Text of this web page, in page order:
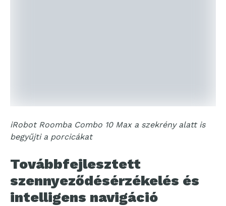
iRobot Roomba Combo 10 Max a szekrény alatt is
begyűjti a porcicákat
Továbbfejlesztett
szennyeződésérzékelés és
intelligens navigáció